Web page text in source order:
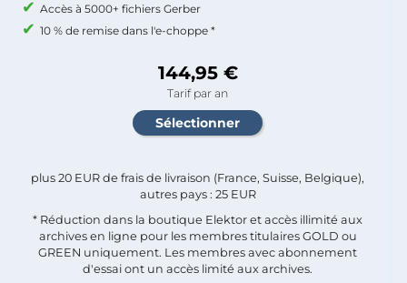
Accès à 5000+ fichiers Gerber
10 % de remise dans l'e-choppe *
144,95 €
Tarif par an
plus 20 EUR de frais de livraison (France, Suisse, Belgique),
autres pays : 25 EUR
* Réduction dans la boutique Elektor et accès illimité aux
archives en ligne pour les membres titulaires GOLD ou
GREEN uniquement. Les membres avec abonnement
d'essai ont un accès limité aux archives.